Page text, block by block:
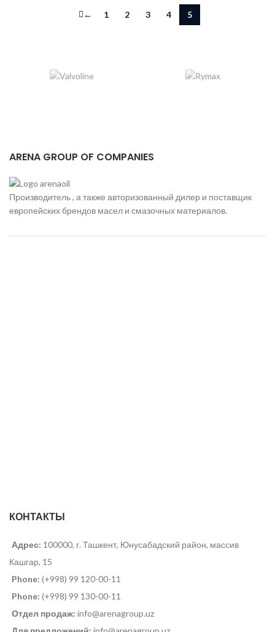
← 1 2 3 4 5
ARENA GROUP OF COMPANIES
Производитель , а также авторизованный дилер и поставщик
европейских брендов масел и смазочных материалов.
КОНТАКТЫ
Адрес: 100000, г. Ташкент, Юнусабадский район, массив
Кашгар, 15
Phone: (+998) 99 120-00-11
Phone: (+998) 99 130-00-11
Отдел продаж: info@arenagroup.uz